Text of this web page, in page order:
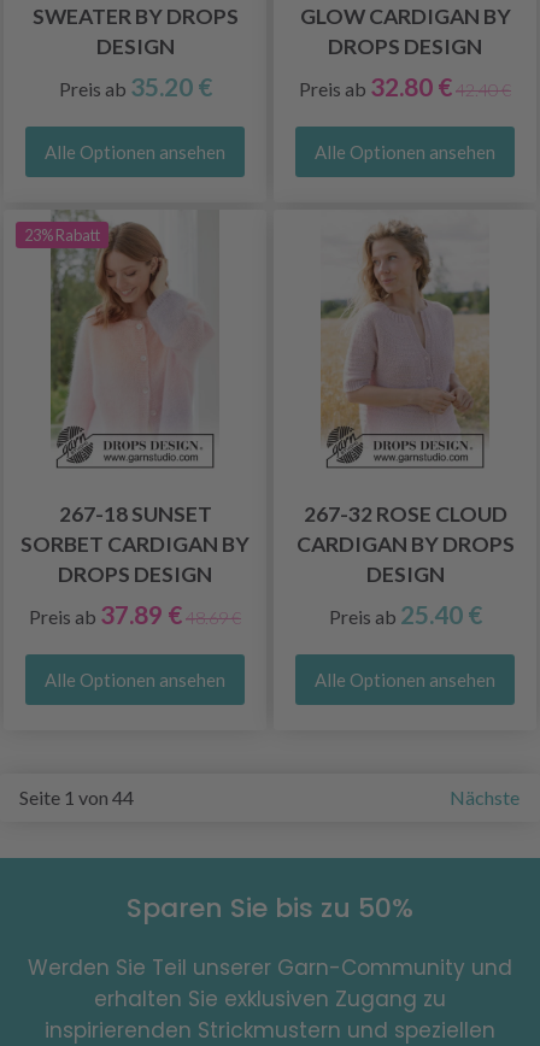
SWEATER BY DROPS
DESIGN
Preis ab 35.20 €
Alle Optionen ansehen
GLOW CARDIGAN BY
DROPS DESIGN
Preis ab 32.80 €42.40 €
Alle Optionen ansehen
23% Rabatt
267-18 SUNSET
SORBET CARDIGAN BY
DROPS DESIGN
Preis ab 37.89 €48.69 €
Alle Optionen ansehen
267-32 ROSE CLOUD
CARDIGAN BY DROPS
DESIGN
Preis ab 25.40 €
Alle Optionen ansehen
Seite 1 von 44 Nächste
Sparen Sie bis zu 50%
Werden Sie Teil unserer Garn-Community und
erhalten Sie exklusiven Zugang zu
inspirierenden Strickmustern und speziellen